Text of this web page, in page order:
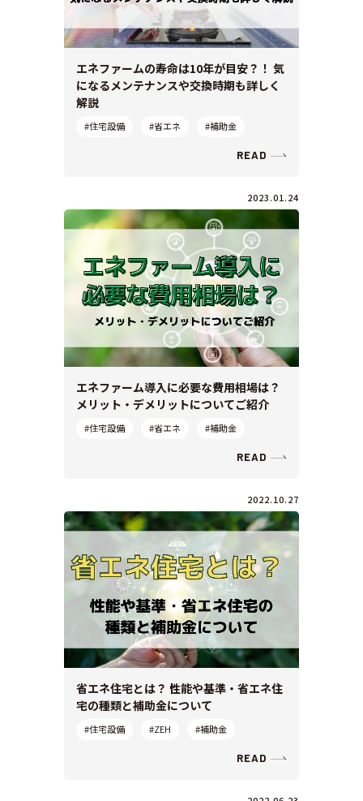
エネファームの寿命は10年が目安？！ 気
になるメンテナンスや交換時期も詳しく
解説
#住宅設備 #省エネ #補助金
READ
2023.01.24
エネファーム導入に必要な費用相場は？
メリット・デメリットについてご紹介
#住宅設備 #省エネ #補助金
READ
2022.10.27
省エネ住宅とは？ 性能や基準・省エネ住
宅の種類と補助金について
#住宅設備 #ZEH #補助金
READ